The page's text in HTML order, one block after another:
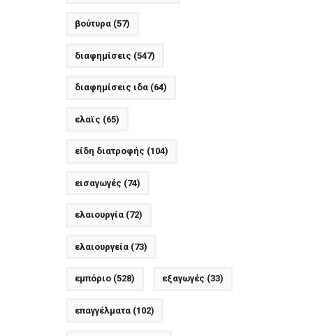
βούτυρα(57)
διαφημίσεις (547)
διαφημίσεις ιδα(64)
ελαϊς (65)
είδη διατροφής (104)
εισαγωγές (74)
ελαιουργία(72)
ελαιουργεία(73)
εμπόριο(528) εξαγωγές (33)
επαγγέλματα(102)